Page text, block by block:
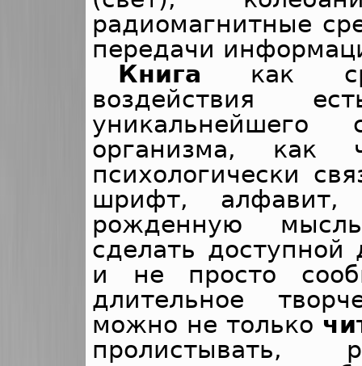
радиомагнитные
передачи
Книга как
воздействия
уникальнейшего
организма, как
психологически
шрифт, алфавит,
рожденную
сделать доступной
и не просто
длительное
можно не только
пролистывать,